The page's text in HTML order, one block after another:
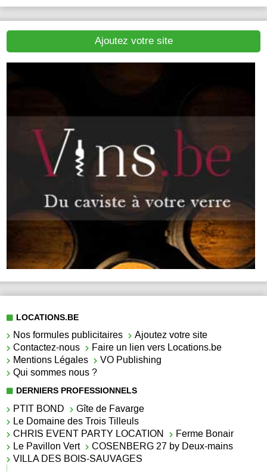
Ajoutez votre site
LOCATIONS.BE
Nos formules publicitaires
Ajoutez votre site
Contactez-nous
Faire un lien vers Locations.be
Mentions Légales
VO Publishing
Qui sommes nous ?
DERNIERS PROFESSIONNELS
PTIT BOND
Gîte de Favarge
Le Domaine des Trois Tilleuls
CHRIS EVENT PARTY LOCATION
Ferme Bonair
Le Pavillon Vert
COSENBERG 27 by Deux-mains
VILLA DES BOIS-SAUVAGES